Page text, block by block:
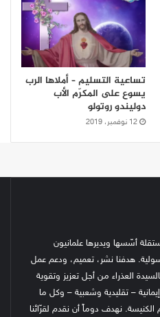
تساعية التسليم – أملاها الرب
يسوع على المكرّم الأب
دوليندو روتولو
12 نوفمبر، 2019
أسّسها ويديرها علمانيون
هدفنا نشر، تعميم، ودعم عمل
العذراء من أجل تعزيز وتقوية
– تقليدية وشعبية – وكل ما
الكنيسة. نهدف دوماً أن نقدم لقرّائنا